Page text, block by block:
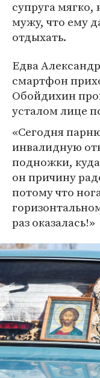
супруга мягко,
мужу, что ему
отдыхать.
Едва
смартфон
Обойдихин
усталом лице
«Сегодня
инвалидную
подножки,
он причину
потому что
раз оказалась!»